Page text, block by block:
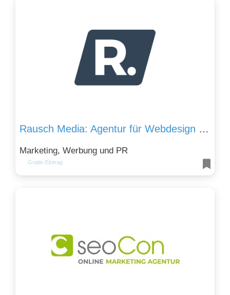
Rausch Media: Agentur für Webdesign und SEO
Marketing, Werbung und PR
Gratis-Eintrag